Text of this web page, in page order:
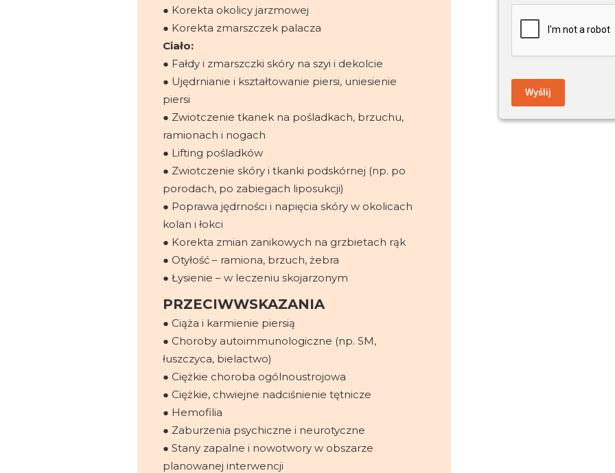
● Korekta okolicy jarzmowej
● Korekta zmarszczek palacza
Ciało:
● Fałdy i zmarszczki skóry na szyi i dekolcie
● Ujędrnianie i kształtowanie piersi, uniesienie
piersi
● Zwiotczenie tkanek na pośladkach, brzuchu,
ramionach i nogach
● Lifting pośladków
● Zwiotczenie skóry i tkanki podskórnej (np. po
porodach, po zabiegach liposukcji)
● Poprawa jędrności i napięcia skóry w okolicach
kolan i łokci
● Korekta zmian zanikowych na grzbietach rąk
● Otyłość – ramiona, brzuch, żebra
● Łysienie – w leczeniu skojarzonym
PRZECIWWSKAZANIA
● Ciąża i karmienie piersią
● Choroby autoimmunologiczne (np. SM,
łuszczyca, bielactwo)
● Ciężkie choroba ogólnoustrojowa
● Ciężkie, chwiejne nadciśnienie tętnicze
● Hemofilia
● Zaburzenia psychiczne i neurotyczne
● Stany zapalne i nowotwory w obszarze
planowanej interwencji
Wyślij